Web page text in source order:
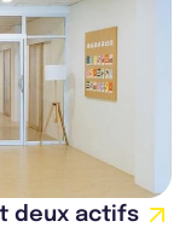
deux actifs